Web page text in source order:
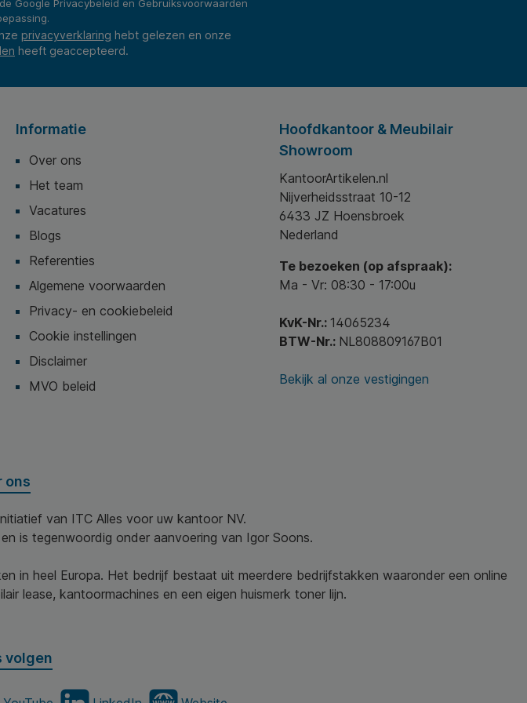
Google Privacybeleid en Gebruiksvoorwaarden
privacyverklaring hebt gelezen en onze
heeft geaccepteerd.
Informatie
Over ons
Het team
Vacatures
Blogs
Referenties
Algemene voorwaarden
Privacy- en cookiebeleid
Cookie instellingen
Disclaimer
MVO beleid
Hoofdkantoor & Meubilair
Showroom
KantoorArtikelen.nl
Nijverheidsstraat 10-12
6433 JZ Hoensbroek
Nederland
Te bezoeken (op afspraak):
Ma - Vr: 08:30 - 17:00u
KvK-Nr.: 14065234
BTW-Nr.: NL808809167B01
Bekijk al onze vestigingen
ons
van ITC Alles voor uw kantoor NV.
is tegenwoordig onder aanvoering van Igor Soons.
in heel Europa. Het bedrijf bestaat uit meerdere bedrijfstakken waaronder een online
lease, kantoormachines en een eigen huismerk toner lijn.
volgen